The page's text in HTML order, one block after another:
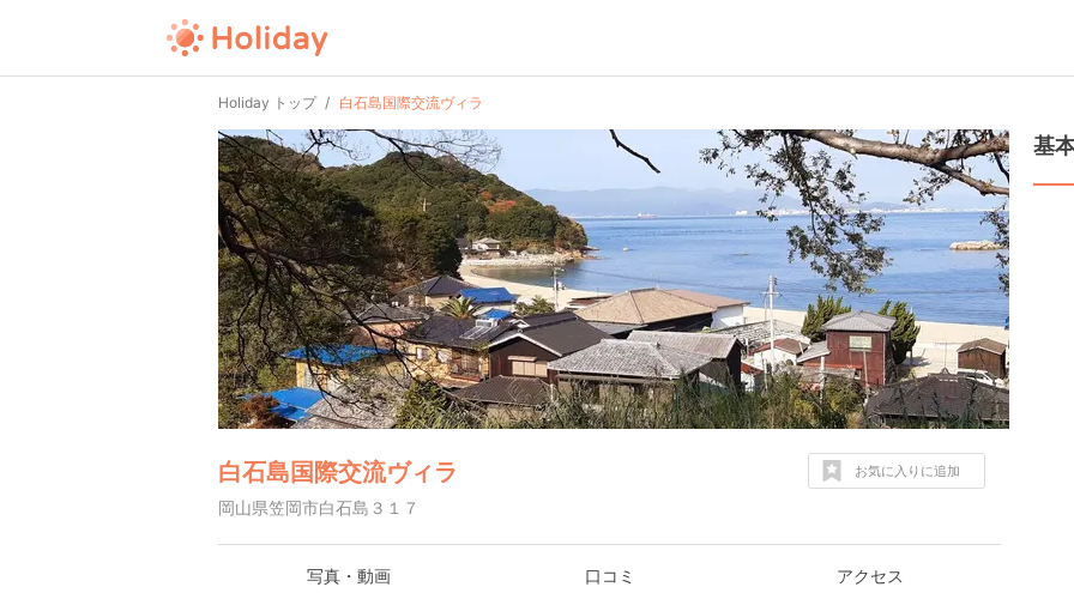
Holiday トップ 白石島国際交流ヴィラ
白石島国際交流ヴィラ
岡山県笠岡市白石島３１７
お気に入りに追加
写真・動画 口コミ アクセス
基